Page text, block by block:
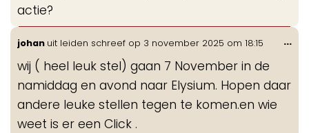
actie?
johan uit leiden schreef op 3 november 2025 om 18:15
wij ( heel leuk stel) gaan 7 November in de
namiddag en avond naar Elysium. Hopen daar
andere leuke stellen tegen te komen.en wie
weet is er een Click .
...